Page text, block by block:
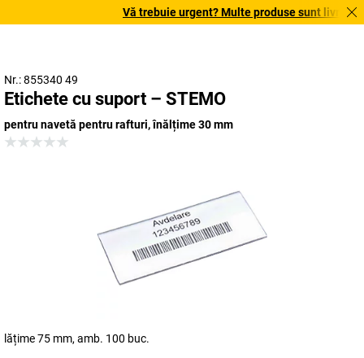
Vă trebuie urgent? Multe produse sunt livrate
Nr.: 855340 49
Etichete cu suport – STEMO
pentru navetă pentru rafturi, înălțime 30 mm
lățime 75 mm, amb. 100 buc.